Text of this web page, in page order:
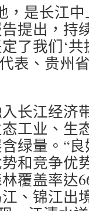
，是长江
提出，持
了我们‘
表、贵州
长江经济
工业、生
绿量。“
和竞争优
覆盖率达
、锦江出